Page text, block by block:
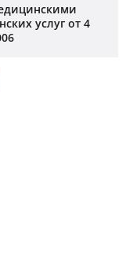
услуг от 4